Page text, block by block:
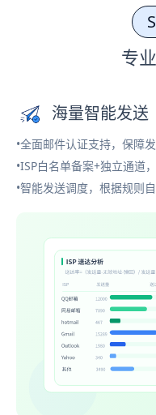
专
海量智能发送
•全面邮件认证支持，保障
•ISP白名单备案+独立通道
•智能发送调度，根据规则